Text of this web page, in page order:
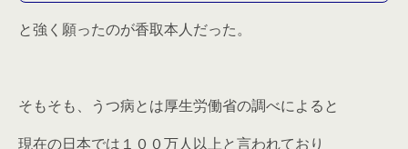
と強く願ったのが香取本人だった。
そもそも、うつ病とは厚生労働省の調べによると
現在の日本では１００万人以上と言われており